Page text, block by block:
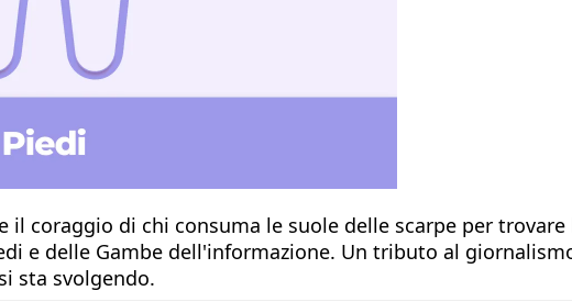
coraggio di chi consuma le suole delle scarpe per trovare
e delle Gambe dell'informazione. Un tributo al
sta svolgendo.